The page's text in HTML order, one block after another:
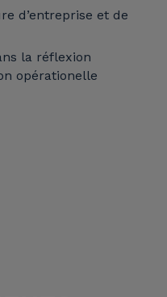
d’entreprise et de
la réflexion
opérationelle